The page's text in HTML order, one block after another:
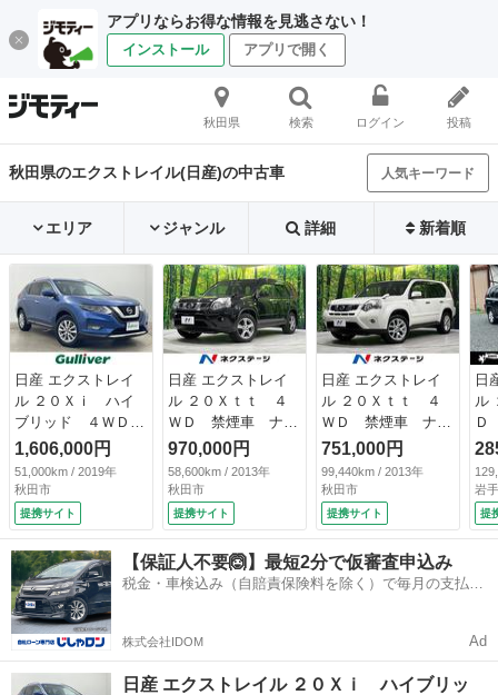
アプリならお得な情報を見逃さない！
インストール アプリで開く
秋田県 検索 ログイン 投稿
秋田県のエクストレイル(日産)の中古車 人気キーワード
エリア ジャンル 詳細 新着順
日産 エクストレイ
ル ２０Ｘｉ ハイ
ブリッド ４ＷＤ
プロパイロット 純
正ＳＤナビ アラウ
ンドビューモニタ
ー レーダークルー
ズコントロール Ｌ
ＥＤオートライト
革シート シートヒ
ーター 純正１７イ
ンチアルミホイー
ル ステアリングス
イッチ ＥＴＣ
（なし）
1,606,000円
51,000km / 2019年
秋田市
提携サイト
日産 エクストレイ
ル ２０Ｘｔｔ ４
ＷＤ 禁煙車 ナ
ビ バックカメラ
ＥＴＣ シートヒー
ター クルーズコン
トロール スマート
キー フルセグ ル
ーフレール Ｂｌｕ
ｅｔｏｏｔｈ オー
トライト オートエ
テム （検10.4）
970,000円
58,600km / 2013年
秋田市
提携サイト
日産 エクストレイ
ル ２０Ｘｔｔ ４
ＷＤ 禁煙車 ナ
ビ 全席シートヒー
ター ＥＴＣ ＨＩ
Ｄヘッドライト ク
ルコン オートライ
ト オートエアコ
ン スマートキー
ダウンヒルアシス
ト 純正１８インチ
751,000円
99,440km / 2013年
秋田市
提携サイト
日
ル
Ｅ
岩
提
【保証人不要🙆】最短2分で仮審査申込み
税金・車検込み（自賠責保険料を除く）で毎月の支払額
株式会社IDOM Ad
日産 エクストレイル ２０Ｘｉ ハイブリッ